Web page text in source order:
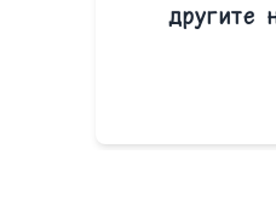
другите